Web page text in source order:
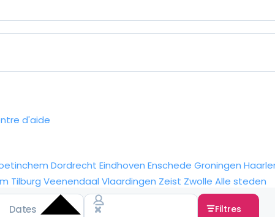
d'aide
Dordrecht Eindhoven Enschede Groningen
Tilburg Veenendaal Vlaardingen Zeist Zwolle Alle steden
Filtres